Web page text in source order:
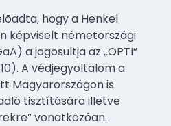
hogy a Henkel
képviselt németországi
a jogosultja az „OPTI”
A védjegyoltalom a
Magyarországon is
tisztítására illetve
vonatkozóan.